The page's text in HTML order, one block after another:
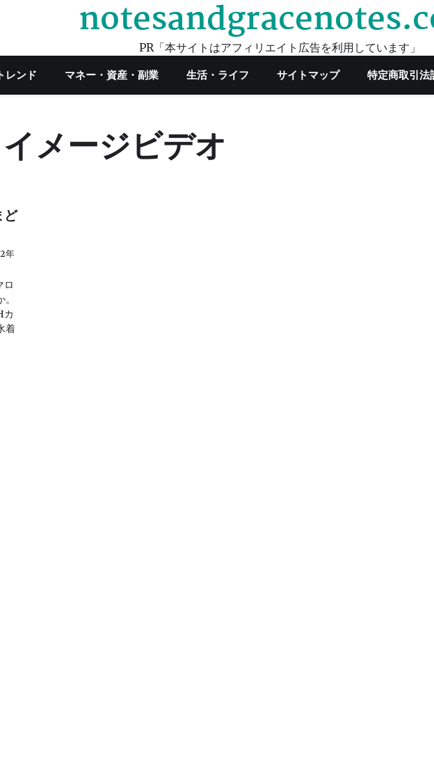
PR「本サイトはアフィリエイト広告を利用しています」
レンド マネー・資産・副業 生活・ライフ サイトマップ 特定商取引法
イメージビデオ
年
ロ
カ
着